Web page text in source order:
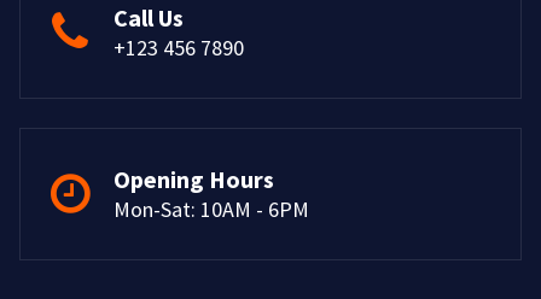
Call Us
+123 456 7890
Opening Hours
Mon-Sat: 10AM - 6PM